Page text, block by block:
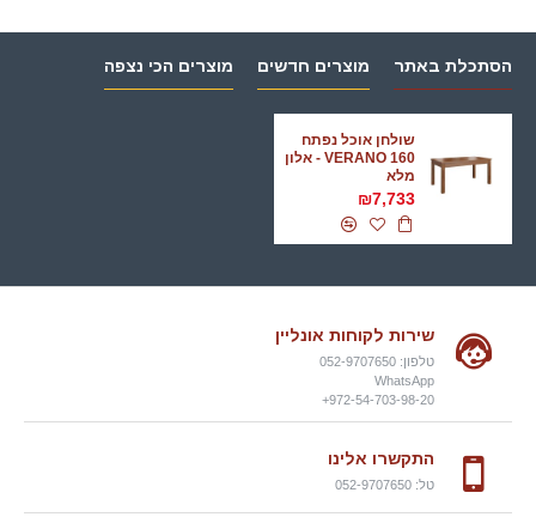
הסתכלת באתר מוצרים חדשים מוצרים הכי נצפה
שולחן אוכל נפתח
VERANO 160 - אלון
מלא
₪7,733
שירות לקוחות אונליין
טלפון: 052-9707650
WhatsApp
972-54-703-98-20+
התקשרו אלינו
טל: 052-9707650